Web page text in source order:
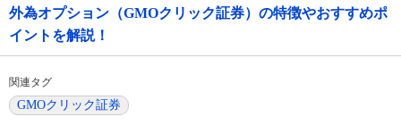
外為オプション（GMOクリック証券）の特徴やおすすめポ
イントを解説！
関連タグ
GMOクリック証券